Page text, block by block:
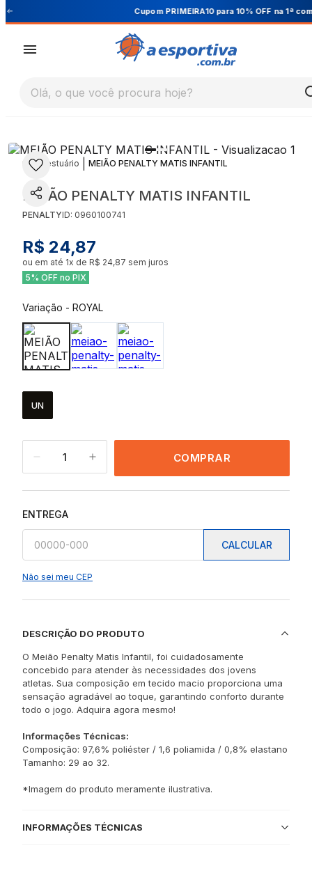
Cupom PRIMEIRA10 para 10% OFF na 1ª compra
Olá, o que você procura hoje?
| Vestuário MEIÃO PENALTY MATIS INFANTIL
MEIÃO PENALTY MATIS INFANTIL
PENALTYID: 0960100741
R$ 24,87
ou em até 1x de R$ 24,87 sem juros
5% OFF no PIX
Variação - ROYAL
UN
1 COMPRAR
ENTREGA
CALCULAR
Não sei meu CEP
DESCRIÇÃO DO PRODUTO
O Meião Penalty Matis Infantil, foi cuidadosamente
concebido para atender às necessidades dos jovens
atletas. Sua composição em tecido macio proporciona uma
sensação agradável ao toque, garantindo conforto durante
todo o jogo. Adquira agora mesmo!
Informações Técnicas:
Composição: 97,6% poliéster / 1,6 poliamida / 0,8% elastano
Tamanho: 29 ao 32.
*Imagem do produto meramente ilustrativa.
INFORMAÇÕES TÉCNICAS